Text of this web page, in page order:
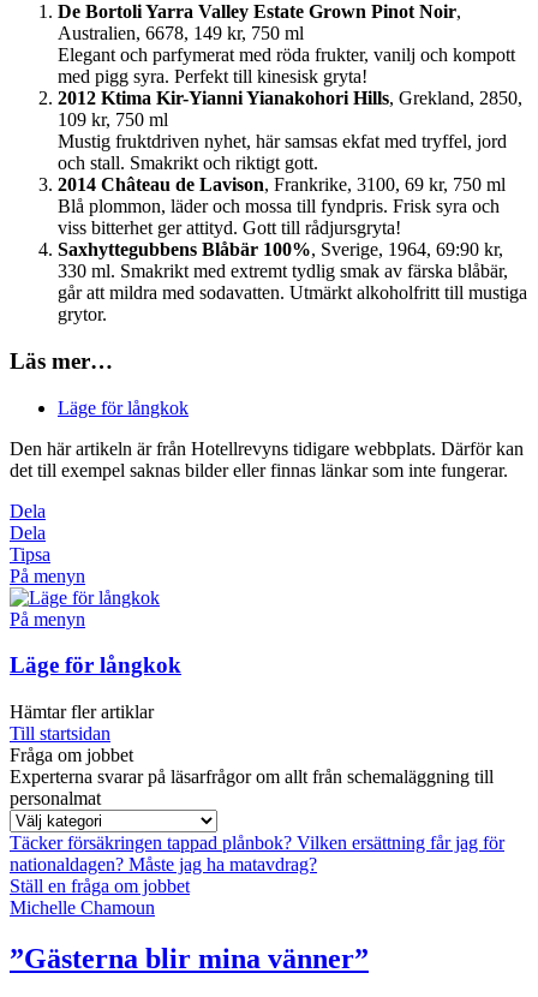
De Bortoli Yarra Valley Estate Grown Pinot Noir,
Australien, 6678, 149 kr, 750 ml
Elegant och parfymerat med röda frukter, vanilj och kompott
med pigg syra. Perfekt till kinesisk gryta!
2012 Ktima Kir-Yianni Yianakohori Hills, Grekland, 2850,
109 kr, 750 ml
Mustig fruktdriven nyhet, här samsas ekfat med tryffel, jord
och stall. Smakrikt och riktigt gott.
2014 Château de Lavison, Frankrike, 3100, 69 kr, 750 ml
Blå plommon, läder och mossa till fyndpris. Frisk syra och
viss bitterhet ger attityd. Gott till rådjursgryta!
Saxhyttegubbens Blåbär 100%, Sverige, 1964, 69:90 kr,
330 ml. Smakrikt med extremt tydlig smak av färska blåbär,
går att mildra med sodavatten. Utmärkt alkoholfritt till mustiga
grytor.
Läs mer…
Läge för långkok
Den här artikeln är från Hotellrevyns tidigare webbplats. Därför kan
det till exempel saknas bilder eller finnas länkar som inte fungerar.
Dela
Dela
Tipsa
På menyn
På menyn
Läge för långkok
Hämtar fler artiklar
Till startsidan
Fråga om jobbet
Experterna svarar på läsarfrågor om allt från schemaläggning till
personalmat
Täcker försäkringen tappad plånbok? Vilken ersättning får jag för
nationaldagen? Måste jag ha matavdrag?
Ställ en fråga om jobbet
Michelle Chamoun
”Gästerna blir mina vänner”